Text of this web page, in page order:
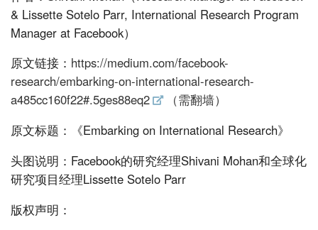
& Lissette Sotelo Parr, International Research Program
Manager at Facebook）
原文链接： https://medium.com/facebook-
research/embarking-on-international-research-
a485cc160f22#.5ges88eq2
（需翻墙）
原文标题：《Embarking on International Research》
头图说明：Facebook的研究经理Shivani Mohan和全球化
研究项目经理Lissette Sotelo Parr
版权声明：